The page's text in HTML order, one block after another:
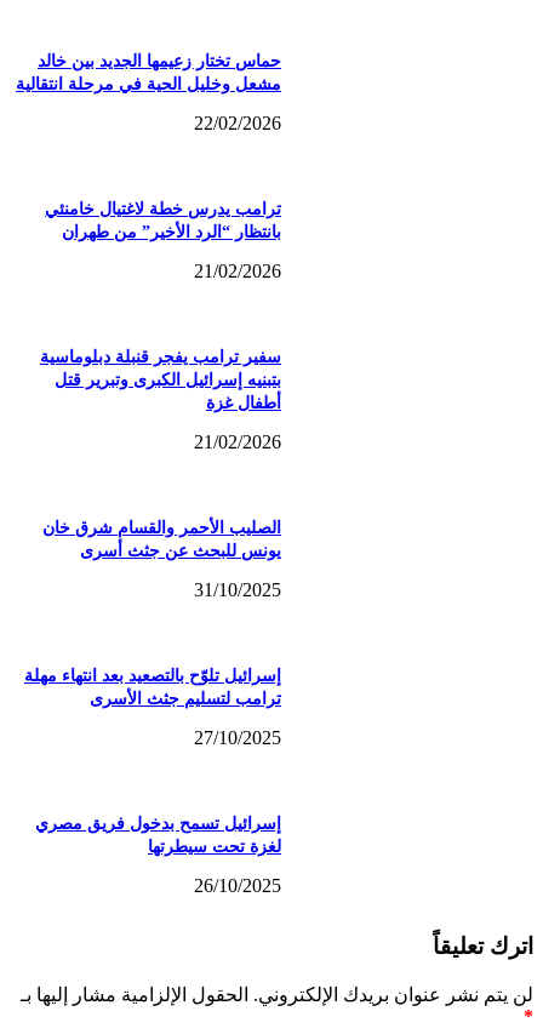
حماس تختار زعيمها الجديد بين خالد
مشعل وخليل الحية في مرحلة انتقالية
22/02/2026
ترامب يدرس خطة لاغتيال خامنئي
بانتظار “الرد الأخير” من طهران
21/02/2026
سفير ترامب يفجر قنبلة دبلوماسية
بتبنيه إسرائيل الكبرى وتبرير قتل
أطفال غزة
21/02/2026
الصليب الأحمر والقسام شرق خان
يونس للبحث عن جثث أسرى
31/10/2025
إسرائيل تلوّح بالتصعيد بعد انتهاء مهلة
ترامب لتسليم جثث الأسرى
27/10/2025
إسرائيل تسمح بدخول فريق مصري
لغزة تحت سيطرتها
26/10/2025
اترك تعليقاً
لن يتم نشر عنوان بريدك الإلكتروني. الحقول الإلزامية مشار إليها بـ
*